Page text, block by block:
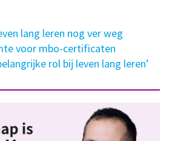
lang leren nog ver weg
voor mbo-certificaten
rol bij leven lang leren’